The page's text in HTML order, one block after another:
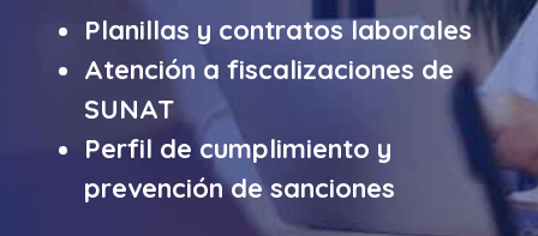
Planillas y contratos laborales
Atención a fiscalizaciones de
SUNAT
Perfil de cumplimiento y
prevención de sanciones